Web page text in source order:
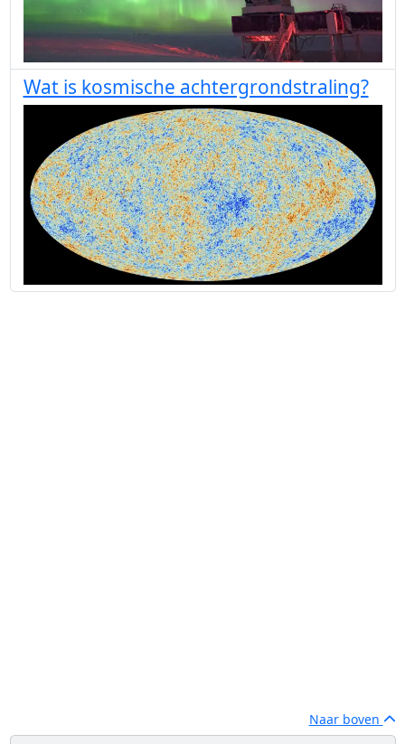
Wat is kosmische achtergrondstraling?
Naar boven